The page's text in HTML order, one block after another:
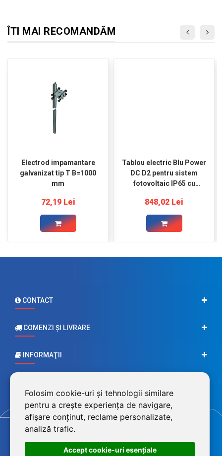
Folosim cookie-uri și tehnologii similare
pentru a crește experiența de navigare,
afișare conținut, reclame personalizate,
analiză trafic.
Accept cookie-uri esenţiale
ÎTI MAI RECOMANDĂM
Electrod impamantare
galvanizat tip T B=1000
mm
72,19 Lei
Tablou electric Blu Power
DC D2 pentru sistem
fotovoltaic IP65 cu
848,02 Lei
CONTACT
COMENZI ŞI LIVRARE
INFORMAŢII